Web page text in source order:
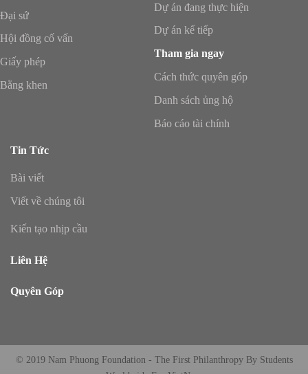
Đại sứ
Hội đồng cố vấn
Giấy phép
Bằng khen
Dự án đang thực hiện
Dự án kế tiếp
Tham gia ngay
Cách thức quyên góp
Danh sách ủng hộ
Báo cáo tài chính
Tin Tức
Bài viết
Viết về chúng tôi
Kiến tạo nhịp cầu
Liên Hệ
Quyên Góp
© 2019 Nam Phuong Foundation - The First Philanthropy By Students